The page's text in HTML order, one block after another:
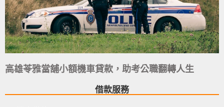
高雄苓雅當舖小額機車貸款，助考公職翻轉人生
借款服務